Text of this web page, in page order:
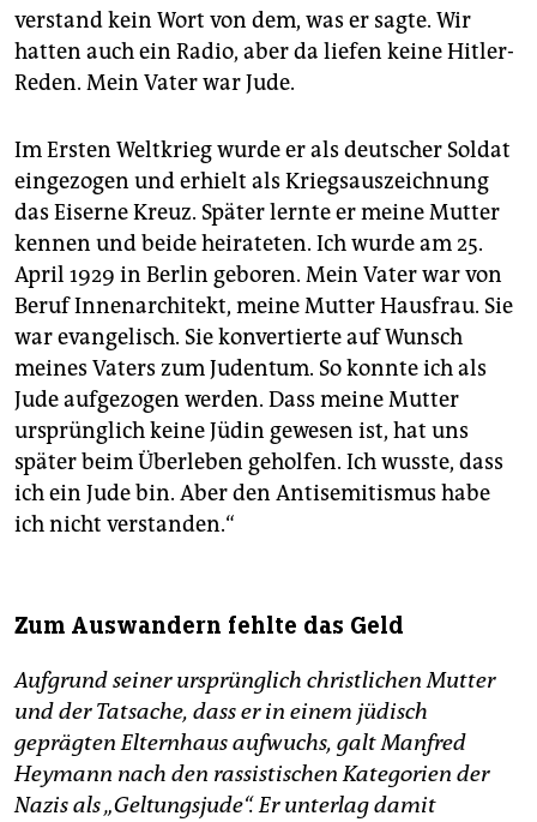
verstand kein Wort von dem, was er sagte. Wir
hatten auch ein Radio, aber da liefen keine Hitler-
Reden. Mein Vater war Jude.
Im Ersten Weltkrieg wurde er als deutscher Soldat
eingezogen und erhielt als Kriegsauszeichnung
das Eiserne Kreuz. Später lernte er meine Mutter
kennen und beide heirateten. Ich wurde am 25.
April 1929 in Berlin geboren. Mein Vater war von
Beruf Innenarchitekt, meine Mutter Hausfrau. Sie
war evangelisch. Sie konvertierte auf Wunsch
meines Vaters zum Judentum. So konnte ich als
Jude aufgezogen werden. Dass meine Mutter
ursprünglich keine Jüdin gewesen ist, hat uns
später beim Überleben geholfen. Ich wusste, dass
ich ein Jude bin. Aber den Antisemitismus habe
ich nicht verstanden.“
Zum Auswandern fehlte das Geld
Aufgrund seiner ursprünglich christlichen Mutter
und der Tatsache, dass er in einem jüdisch
geprägten Elternhaus aufwuchs, galt Manfred
Heymann nach den rassistischen Kategorien der
Nazis als „Geltungsjude“. Er unterlag damit